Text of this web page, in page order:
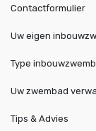
Contactformulier
Uw eigen
Type
Uw zwembad
Tips & Advies